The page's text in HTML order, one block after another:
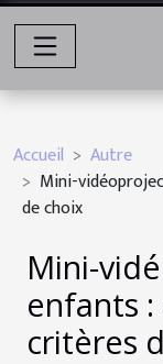
Accueil
Autre
Mini-
de choix
Mini-
enfants
critères